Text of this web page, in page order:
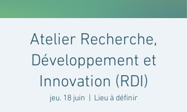
Atelier Recherche,
Développement et
Innovation (RDI)
jeu. 18 juin Lieu à définir